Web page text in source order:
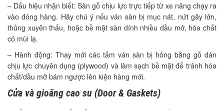
– Dấu hiệu nhận biết: Sàn gỗ chịu lực trực tiếp từ xe nâng chạy ra
vào đóng hàng. Hãy chú ý nếu ván sàn bị mục nát, nứt gãy lớn,
thủng xuyên thấu, hoặc bề mặt sàn dính nhiều dầu mỡ, hóa chất
có mùi lạ.
– Hành động: Thay mới các tấm ván sàn bị hỏng bằng gỗ dán
chịu lực chuyên dụng (plywood) và làm sạch bề mặt để tránh hóa
chất/dầu mỡ bám ngược lên kiện hàng mới.
Cửa và gioăng cao su (Door & Gaskets)